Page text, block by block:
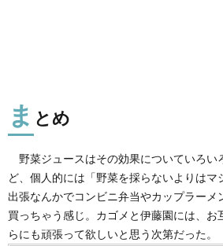
ま とめ
野菜ジュースはその効果についていろい
ど、個人的には「野菜を採らないよりはマ
出張なんかでコンビニ弁当やカップラーメ
買っちゃう感じ。カゴメと伊藤園には、お
らにも頑張って欲しいと思う次第だった。